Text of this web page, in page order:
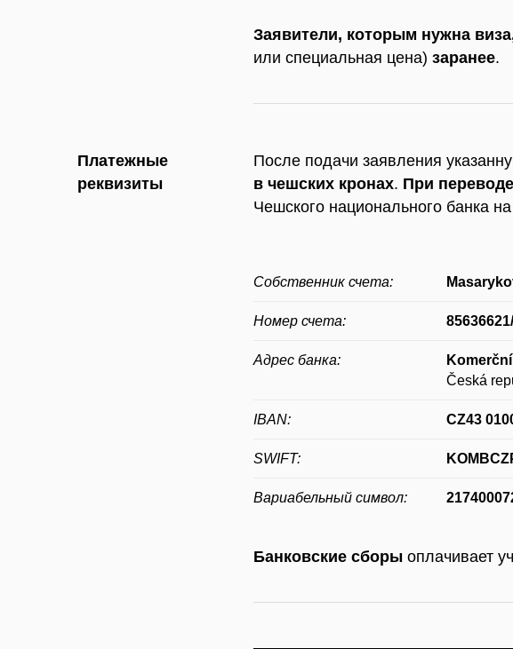
Заявители, которым нужна
или специальная цена)заранее.
Платежные
реквизиты
После подачи заявления
в чешских кронах. При
Чешского национального банка
Собственник счета:
Номер счета:
Адрес банка:
Česká
IBAN: CZ43
SWIFT:
Вариабельный символ:
Банковские сборы оплачивает